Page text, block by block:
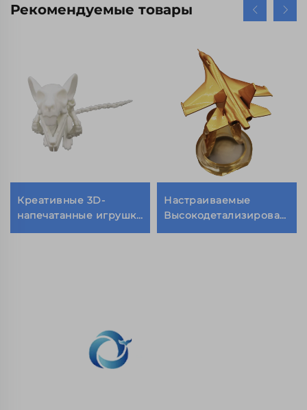
Рекомендуемые товары
Креативные 3D-
напечатанные игрушки
Настраиваемые
Высокодетализированные